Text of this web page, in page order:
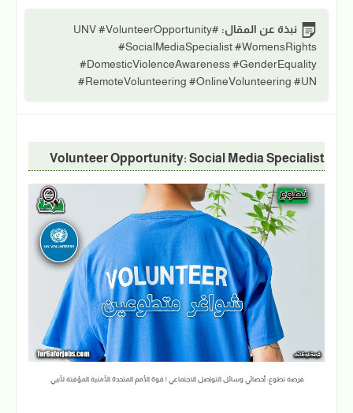
نبذة عن المقال:
#UNV #VolunteerOpportunity
#SocialMediaSpecialist #WomensRights
#DomesticViolenceAwareness #GenderEquality
#RemoteVolunteering #OnlineVolunteering #UN
Volunteer Opportunity: Social Media Specialist
فرصة تطوع: أخصائي وسائل التواصل الاجتماعي | قوة الأمم المتحدة الأمنية المؤقتة لأبيي